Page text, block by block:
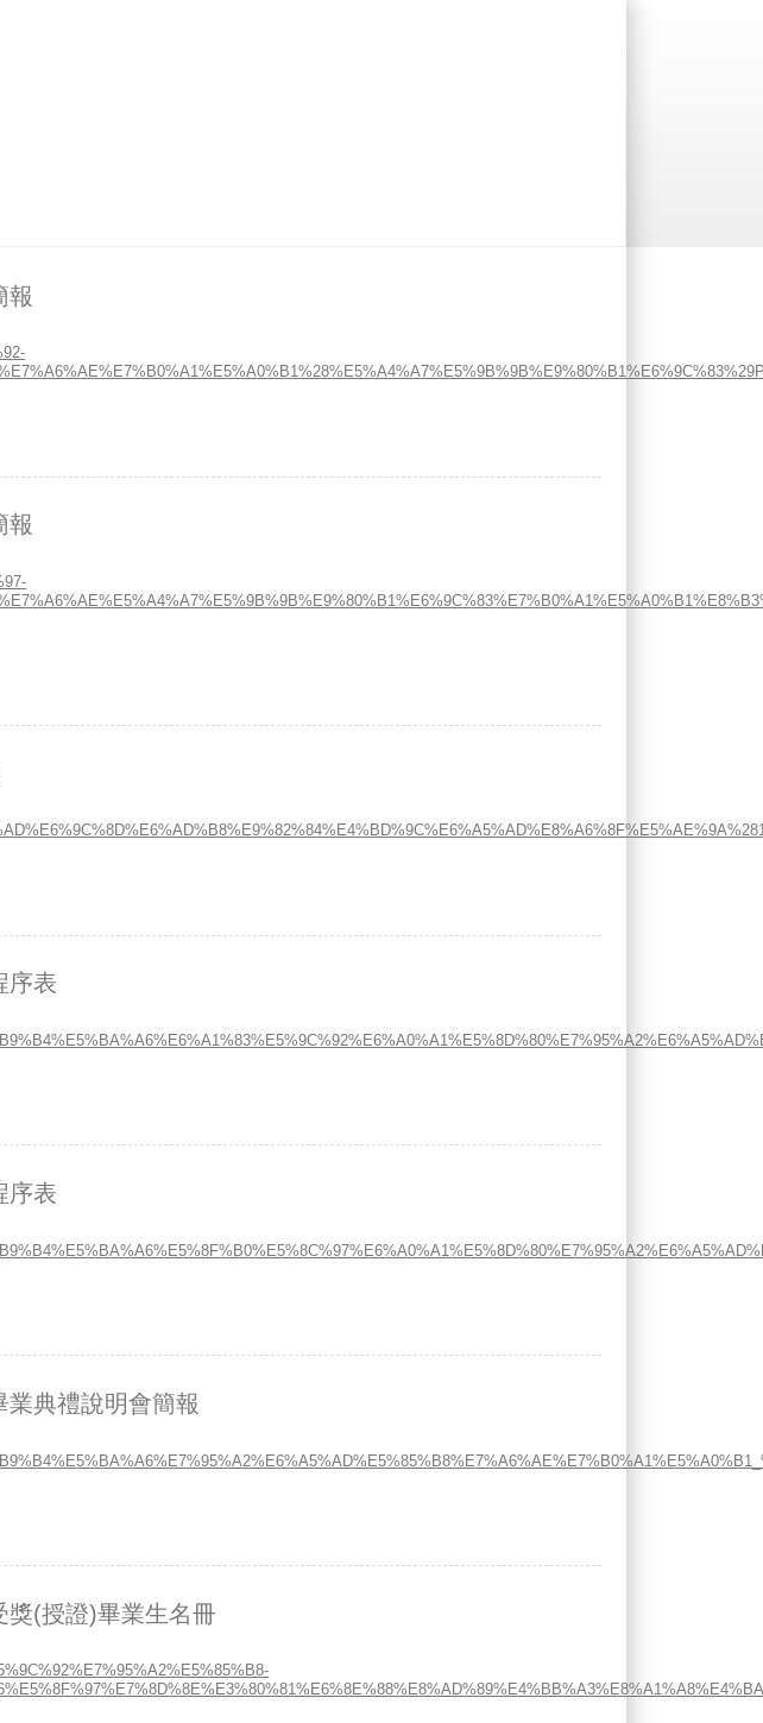
報
報
序表
序表
典禮說明會簡報
獎(授證)畢業生名冊